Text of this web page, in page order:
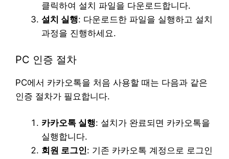
클릭하여 설치 파일을 다운로드합니다.
설치 실행: 다운로드한 파일을 실행하고 설치
과정을 진행하세요.
PC 인증 절차
PC에서 카카오톡을 처음 사용할 때는 다음과 같은
인증 절차가 필요합니다.
카카오톡 실행: 설치가 완료되면 카카오톡을
실행합니다.
회원 로그인: 기존 카카오톡 계정으로 로그인